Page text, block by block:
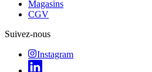
Magasins
CGV
Suivez-nous
Instagram